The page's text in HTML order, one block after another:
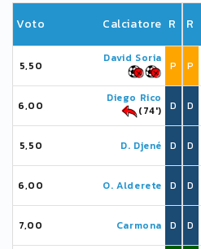
Voto Calciatore R
5,50
David Soria
P
6,00
Diego Rico
(74')
D
5,50 D. Djené D
6,00 O. Alderete D
7,00 Carmona D
R
P
D
D
D
D